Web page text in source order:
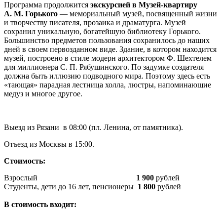
Программа продолжится экскурсией в Музей-квартиру
А. М. Горького — мемориальный музей, посвященный жизни
и творчеству писателя, прозаика и драматурга. Музей
сохранил уникальную, богатейшую библиотеку Горького.
Большинство предметов пользования сохранилось до наших
дней в своем первозданном виде. Здание, в котором находится
музей, построено в стиле модерн архитектором Ф. Шехтелем
для миллионера С. П. Рябушинского. По задумке создателя
должна быть иллюзию подводного мира. Поэтому здесь есть
«тающая» парадная лестница холла, люстры, напоминающие
медуз и многое другое.
Выезд из Рязани в 08:00 (пл. Ленина, от памятника).
Отъезд из Москвы в 15:00.
Стоимость:
Взрослый 1 900 рублей
Студенты, дети до 16 лет, пенсионеры 1 800 рублей
В стоимость входит: